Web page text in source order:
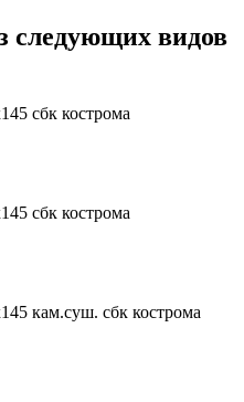
следующих видов